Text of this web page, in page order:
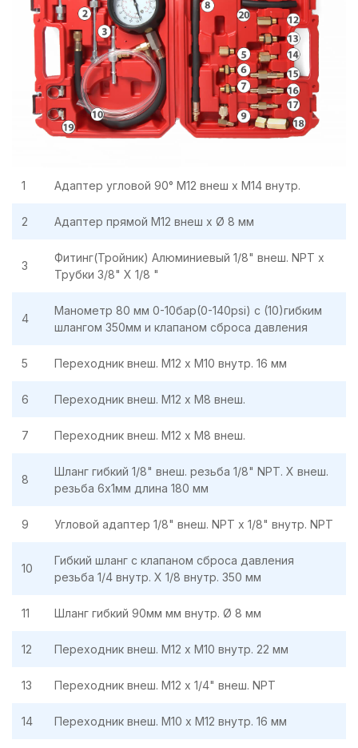
1 Адаптер угловой 90° М12 внеш х М14 внутр.
2 Адаптер прямой М12 внеш х Ø 8 мм
3
Фитинг(Тройник) Алюминиевый 1/8" внеш. NPT х
Трубки 3/8" X 1/8 "
4
Манометр 80 мм 0-10бар(0-140psi) с (10)гибким
шлангом 350мм и клапаном сброса давления
5 Переходник внеш. М12 х М10 внутр. 16 мм
6 Переходник внеш. М12 х М8 внеш.
7 Переходник внеш. М12 х М8 внеш.
8
Шланг гибкий 1/8" внеш. резьба 1/8" NPT. X внеш.
резьба 6х1мм длина 180 мм
9 Угловой адаптер 1/8" внеш. NPT х 1/8" внутр. NPT
10
Гибкий шланг с клапаном сброса давления
резьба 1/4 внутр. Х 1/8 внутр. 350 мм
11 Шланг гибкий 90мм мм внутр. Ø 8 мм
12 Переходник внеш. М12 х М10 внутр. 22 мм
13 Переходник внеш. М12 х 1/4" внеш. NPT
14 Переходник внеш. М10 х М12 внутр. 16 мм